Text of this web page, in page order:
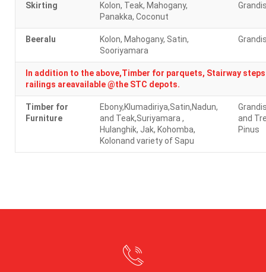
Skirting
Kolon, Teak, Mahogany,
Panakka, Coconut
Beeralu
Kolon, Mahogany, Satin,
Sooriyamara
In addition to the above,Timber for parquets, Stairway steps
railings areavailable @the STC depots.
Timber for
Furniture
Ebony,Klumadiriya,Satin,Nadun,
and Teak,Suriyamara ,
Hulanghik, Jak, Kohomba,
Kolonand variety of Sapu
and
Pinus